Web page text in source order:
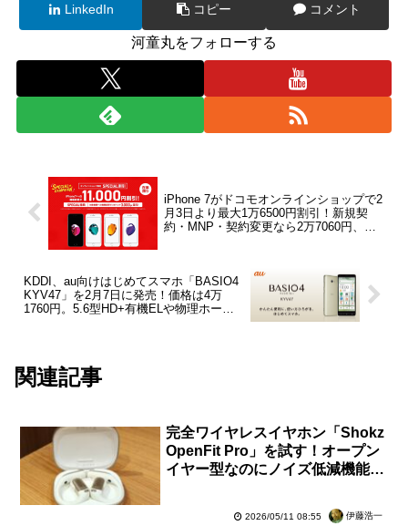
LinkedIn コピー コメント
河童丸をフォローする
iPhone 7がドコモオンラインショップで2
月3日より最大1万6500円割引！新規契
約・MNP・契約変更なら2万7060円、機
KDDI、au向けはじめてスマホ「BASIO4
KYV47」を2月7日に発売！価格は4万
1760円。5.6型HD+有機ELや物理ホーム
関連記事
完全ワイヤレスイヤホン「Shokz
OpenFit Pro」を試す！オープン
イヤー型なのにノイズ低減機能を
2026/05/11 08:55 伊藤浩一